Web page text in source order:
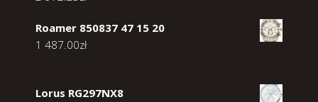
Roamer 850837 47 15 20
1 487.00zł
Lorus RG297NX8